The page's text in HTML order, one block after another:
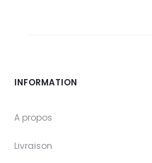
INFORMATION
A propos
Livraison